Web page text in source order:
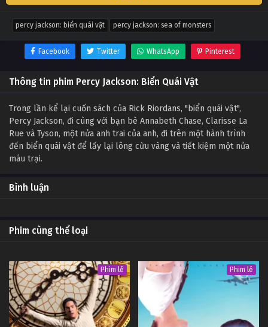
percy jackson: biển quái vật percy jackson: sea of monsters
Facebook Twitter WhatsApp Pinterest
Thông tin phim Percy Jackson: Biển Quái Vật
Trong lần kể lại cuốn sách của Rick Riordans, "biển quái vật",
Percy Jackson, đi cùng với bạn bè Annabeth Chase, Clarisse La
Rue và Tyson, một nửa anh trai của anh, đi trên một hành trình
đến biển quái vật để lấy lại lông cừu vàng và tiết kiệm một nửa
máu trại.
Bình luận
Phim cùng thể loại
Phim lẻ Phim lẻ